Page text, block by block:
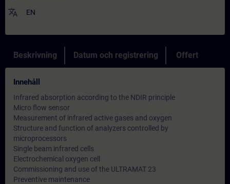
translate EN
Beskrivning Datum och registrering Offert
Innehåll
Infrared absorption according to the NDIR principle
Micro flow sensor
Measurement of infrared active gases and oxygen
Structure and function of analyzers controlled by
microprocessors
Single beam infrared cells
Electrochemical oxygen cell
Commissioning and use of the ULTRAMAT 23
Preventive maintenance